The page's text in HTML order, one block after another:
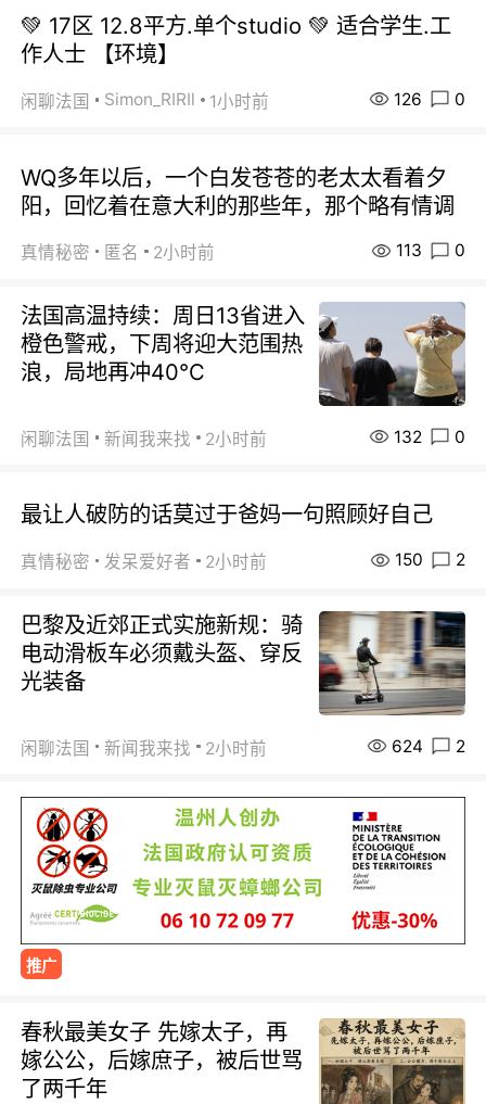
💚 17区 12.8平方.单个studio 💚 适合学生.工
作人士 【环境】
闲聊法国 Simon_RIRIl 1小时前 126 0
WQ多年以后，一个白发苍苍的老太太看着夕
阳，回忆着在意大利的那些年，那个略有情调
真情秘密 匿名 2小时前 113 0
法国高温持续：周日13省进入
橙色警戒，下周将迎大范围热
浪，局地再冲40℃
闲聊法国 新闻我来找 2小时前 132 0
最让人破防的话莫过于爸妈一句照顾好自己
真情秘密 发呆爱好者 2小时前 150 2
巴黎及近郊正式实施新规：骑
电动滑板车必须戴头盔、穿反
光装备
闲聊法国 新闻我来找 2小时前 624 2
推广
春秋最美女子 先嫁太子，再
嫁公公，后嫁庶子，被后世骂
了两千年